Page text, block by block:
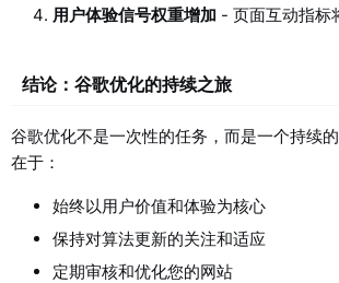
用户体验信号权重增加 - 页面互动指标
结论：谷歌优化的持续之旅
谷歌优化不是一次性的任务，而是一个持续
在于：
始终以用户价值和体验为核心
保持对算法更新的关注和适应
定期审核和优化您的网站